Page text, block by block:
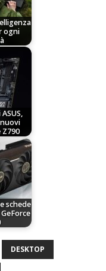
ogni
schede
DESKTOP